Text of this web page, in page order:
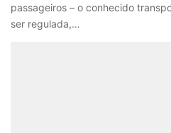
passageiros – o conhecido
ser regulada,…